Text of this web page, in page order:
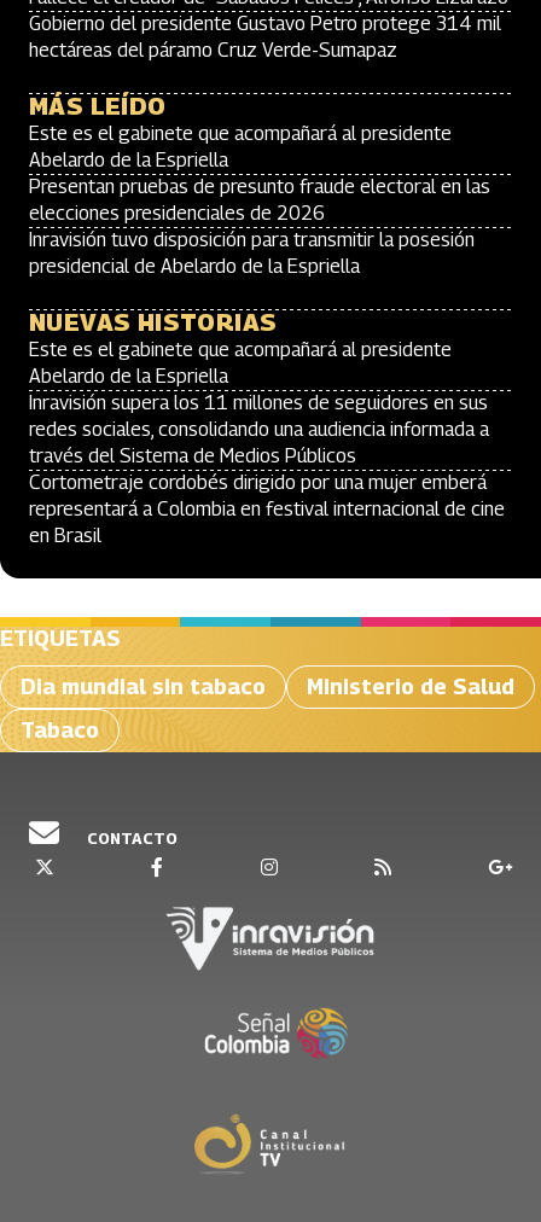
Gobierno del presidente Gustavo Petro protege 314 mil
hectáreas del páramo Cruz Verde-Sumapaz
MÁS LEÍDO
Este es el gabinete que acompañará al presidente
Abelardo de la Espriella
Presentan pruebas de presunto fraude electoral en las
elecciones presidenciales de 2026
Inravisión tuvo disposición para transmitir la posesión
presidencial de Abelardo de la Espriella
NUEVAS HISTORIAS
Este es el gabinete que acompañará al presidente
Abelardo de la Espriella
Inravisión supera los 11 millones de seguidores en sus
redes sociales, consolidando una audiencia informada a
través del Sistema de Medios Públicos
Cortometraje cordobés dirigido por una mujer emberá
representará a Colombia en festival internacional de cine
en Brasil
ETIQUETAS
Dia mundial sin tabaco
Ministerio de Salud
Tabaco
CONTACTO